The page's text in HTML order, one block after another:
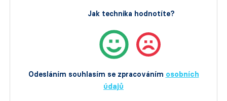
Odesláním souhlasím se zpracováním osobních
údajů
Jak technika hodnotíte?